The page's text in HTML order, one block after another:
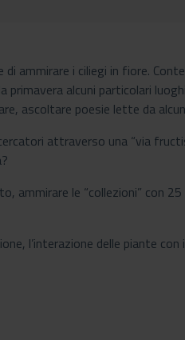
ammirare i ciliegi in fiore.
primavera alcuni particolari
ascoltare poesie lette da
attraverso una “via
ammirare le “collezioni” con
l’interazione delle piante